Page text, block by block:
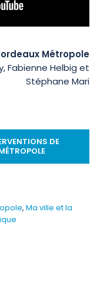
Métropole
Fabienne Helbig et
Stéphane Mari
DE
, Ma ville et la